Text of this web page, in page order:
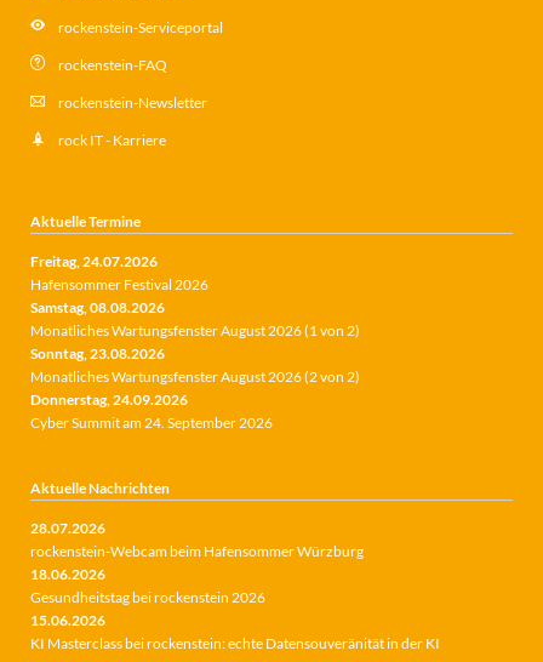
rockenstein-Serviceportal
rockenstein-FAQ
rockenstein-Newsletter
rock IT - Karriere
Aktuelle Termine
Freitag, 24.07.2026
Hafensommer Festival 2026
Samstag, 08.08.2026
Monatliches Wartungsfenster August 2026 (1 von 2)
Sonntag, 23.08.2026
Monatliches Wartungsfenster August 2026 (2 von 2)
Donnerstag, 24.09.2026
Cyber Summit am 24. September 2026
Aktuelle Nachrichten
28.07.2026
rockenstein-Webcam beim Hafensommer Würzburg
18.06.2026
Gesundheitstag bei rockenstein 2026
15.06.2026
KI Masterclass bei rockenstein: echte Datensouveränität in der KI